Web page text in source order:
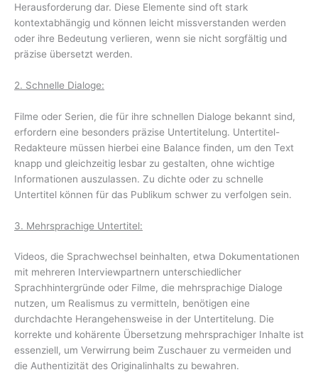
Herausforderung dar. Diese Elemente sind oft stark
kontextabhängig und können leicht missverstanden werden
oder ihre Bedeutung verlieren, wenn sie nicht sorgfältig und
präzise übersetzt werden.
2. Schnelle Dialoge:
Filme oder Serien, die für ihre schnellen Dialoge bekannt sind,
erfordern eine besonders präzise Untertitelung. Untertitel-
Redakteure müssen hierbei eine Balance finden, um den Text
knapp und gleichzeitig lesbar zu gestalten, ohne wichtige
Informationen auszulassen. Zu dichte oder zu schnelle
Untertitel können für das Publikum schwer zu verfolgen sein.
3. Mehrsprachige Untertitel:
Videos, die Sprachwechsel beinhalten, etwa Dokumentationen
mit mehreren Interviewpartnern unterschiedlicher
Sprachhintergründe oder Filme, die mehrsprachige Dialoge
nutzen, um Realismus zu vermitteln, benötigen eine
durchdachte Herangehensweise in der Untertitelung. Die
korrekte und kohärente Übersetzung mehrsprachiger Inhalte ist
essenziell, um Verwirrung beim Zuschauer zu vermeiden und
die Authentizität des Originalinhalts zu bewahren.